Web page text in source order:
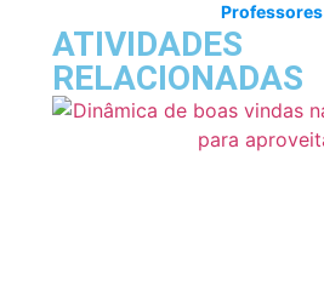
Professores
ATIVIDADES
RELACIONADAS